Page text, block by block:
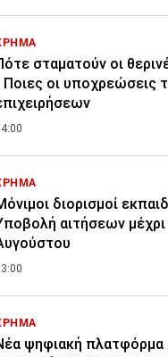
σταματούν οι
Ποιες οι υποχρεώσεις
διορισμοί
αιτήσεων μέχρι
ψηφιακή πλατφόρμα